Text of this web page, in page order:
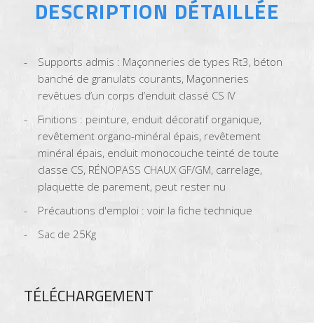
DESCRIPTION DÉTAILLÉE
Supports admis : Maçonneries de types Rt3, béton
banché de granulats courants, Maçonneries
revêtues d’un corps d’enduit classé CS IV
Finitions : peinture, enduit décoratif organique,
revêtement organo-minéral épais, revêtement
minéral épais, enduit monocouche teinté de toute
classe CS, RÉNOPASS CHAUX GF/GM, carrelage,
plaquette de parement, peut rester nu
Précautions d'emploi : voir la fiche technique
Sac de 25Kg
TÉLÉCHARGEMENT